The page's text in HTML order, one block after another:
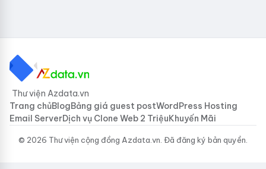
Thư viện Azdata.vn
Trang chủBlogBảng giá guest postWordPress Hosting
Email ServerDịch vụ Clone Web 2 TriệuKhuyến Mãi
© 2026 Thư viện cộng đồng Azdata.vn. Đã đăng ký bản quyền.